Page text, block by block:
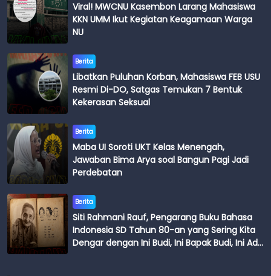
Viral! MWCNU Kasembon Larang Mahasiswa
KKN UMM Ikut Kegiatan Keagamaan Warga
NU
Berita
Libatkan Puluhan Korban, Mahasiswa FEB USU
Resmi Di-DO, Satgas Temukan 7 Bentuk
Kekerasan Seksual
Berita
Maba UI Soroti UKT Kelas Menengah,
Jawaban Bima Arya soal Bangun Pagi Jadi
Perdebatan
Berita
Siti Rahmani Rauf, Pengarang Buku Bahasa
Indonesia SD Tahun 80-an yang Sering Kita
Dengar dengan Ini Budi, Ini Bapak Budi, Ini Adik